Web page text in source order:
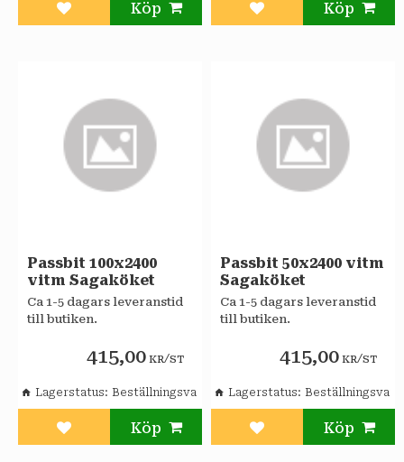
Lägg till i favoriter Lägg till i favoriter
Passbit 100x2400
vitm Sagaköket
Ca 1-5 dagars leveranstid
till butiken.
415,00 KR/ST
Lägg till i favoriter
Lagerstatus Beställningsvara
Passbit 50x2400 vitm
Sagaköket
Ca 1-5 dagars leveranstid
till butiken.
415,00 KR/ST
Lägg till i favoriter
Lagerstatus Beställningsvara